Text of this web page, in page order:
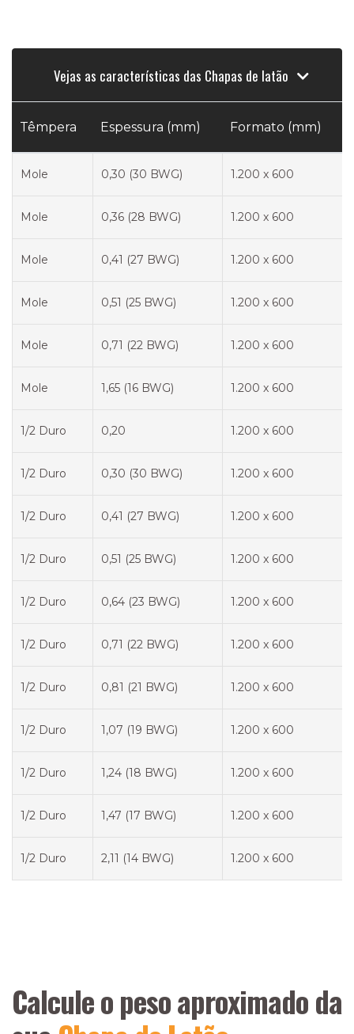
Vejas as características das Chapas de latão
Têmpera Espessura (mm) Formato (mm)
Mole 0,30 (30 BWG) 1.200 x 600
Mole 0,36 (28 BWG) 1.200 x 600
Mole 0,41 (27 BWG) 1.200 x 600
Mole 0,51 (25 BWG) 1.200 x 600
Mole 0,71 (22 BWG) 1.200 x 600
Mole 1,65 (16 BWG) 1.200 x 600
1/2 Duro 0,20 1.200 x 600
1/2 Duro 0,30 (30 BWG) 1.200 x 600
1/2 Duro 0,41 (27 BWG) 1.200 x 600
1/2 Duro 0,51 (25 BWG) 1.200 x 600
1/2 Duro 0,64 (23 BWG) 1.200 x 600
1/2 Duro 0,71 (22 BWG) 1.200 x 600
1/2 Duro 0,81 (21 BWG) 1.200 x 600
1/2 Duro 1,07 (19 BWG) 1.200 x 600
1/2 Duro 1,24 (18 BWG) 1.200 x 600
1/2 Duro 1,47 (17 BWG) 1.200 x 600
1/2 Duro 2,11 (14 BWG) 1.200 x 600
Calcule o peso aproximado da